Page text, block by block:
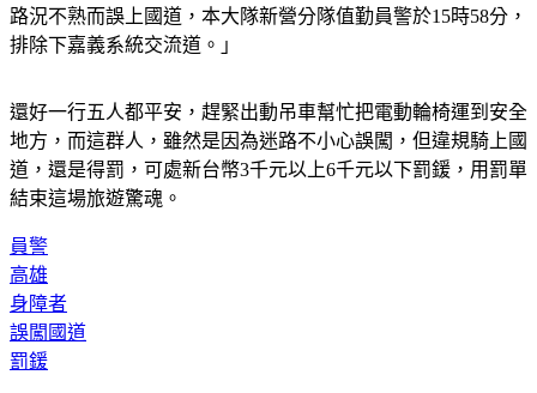
路況不熟而誤上國道，本大隊新營分隊值勤員警於15時58分，
排除下嘉義系統交流道。」
還好一行五人都平安，趕緊出動吊車幫忙把電動輪椅運到安全
地方，而這群人，雖然是因為迷路不小心誤闖，但違規騎上國
道，還是得罰，可處新台幣3千元以上6千元以下罰鍰，用罰單
結束這場旅遊驚魂。
員警
高雄
身障者
誤闖國道
罰鍰